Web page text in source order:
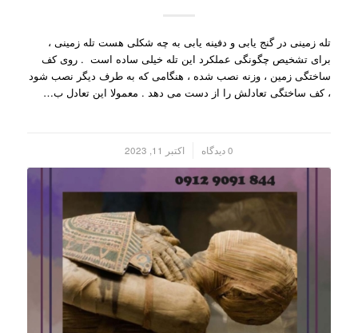
تله زمینی در گنج یابی و دفینه یابی به چه شکلی هست تله زمینی ،
برای تشخیص چگونگی عملکرد این تله خیلی ساده است . روی کف
ساختگی زمین ، وزنه نصب شده ، هنگامی که به طرف دیگر نصب شود
، کف ساختگی تعادلش را از دست می دهد . معمولا این تعادل ب…
0 دیدگاه اکتبر 11, 2023